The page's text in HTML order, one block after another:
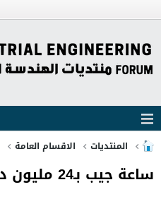
المنتديات الاقسام العامة
ساعة جيب بـ24 مليون دولار